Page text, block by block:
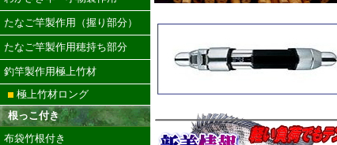
たなご竿製作用（握り部分）
たなご竿製作用穂持ち部分
釣竿製作用極上竹材
極上竹材ロング
根っこ付き
布袋竹根付き